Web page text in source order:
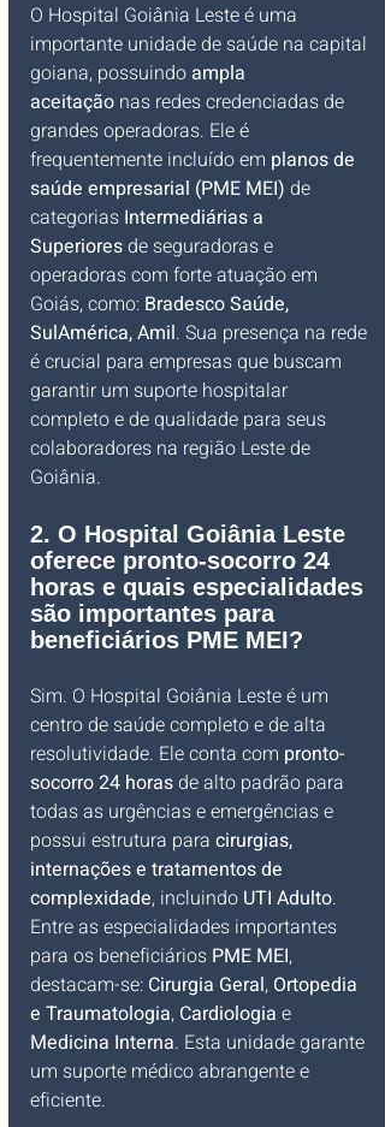
O Hospital Goiânia Leste é uma
importante unidade de saúde na capital
goiana, possuindo ampla
aceitação nas redes credenciadas de
grandes operadoras. Ele é
frequentemente incluído em planos de
saúde empresarial (PME MEI) de
categorias Intermediárias a
Superiores de seguradoras e
operadoras com forte atuação em
Goiás, como: Bradesco Saúde,
SulAmérica, Amil. Sua presença na rede
é crucial para empresas que buscam
garantir um suporte hospitalar
completo e de qualidade para seus
colaboradores na região Leste de
Goiânia.
2. O Hospital Goiânia Leste
oferece pronto-socorro 24
horas e quais especialidades
são importantes para
beneficiários PME MEI?
Sim. O Hospital Goiânia Leste é um
centro de saúde completo e de alta
resolutividade. Ele conta com pronto-
socorro 24 horas de alto padrão para
todas as urgências e emergências e
possui estrutura para cirurgias,
internações e tratamentos de
complexidade, incluindo UTI Adulto.
Entre as especialidades importantes
para os beneficiários PME MEI,
destacam-se: Cirurgia Geral, Ortopedia
e Traumatologia, Cardiologia e
Medicina Interna. Esta unidade garante
um suporte médico abrangente e
eficiente.